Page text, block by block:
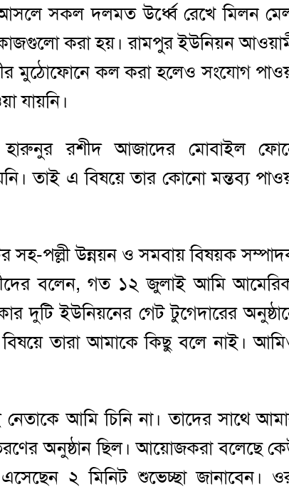
আসলে সকল দলমত উর্ধ্বে রেখে মিলন
করা হয়। রামপুর ইউনিয়ন
মুঠোফোনে কল করা হলেও সংযোগ
যায়নি।
হারুনুর রশীদ আজাদের মোবাইল
তাই এ বিষয়ে তার কোনো মন্তব্য
সহ-পল্লী উন্নয়ন ও সমবায় বিষয়ক
বলেন, গত ১২ জুলাই আমি
দুটি ইউনিয়নের গেট টুগেদারের
তারা আমাকে কিছু বলে নাই।
আমি চিনি না। তাদের সাথে
অনুষ্ঠান ছিল। আয়োজকরা বলেছে
২ মিনিট শুভেচ্ছা জানাবেন।